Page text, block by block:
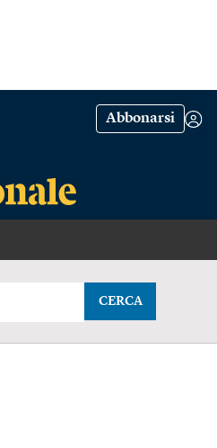
Abbonarsi
CERCA